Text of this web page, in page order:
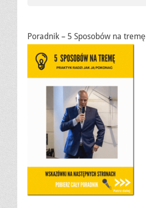
Poradnik – 5 Sposobów na tremę